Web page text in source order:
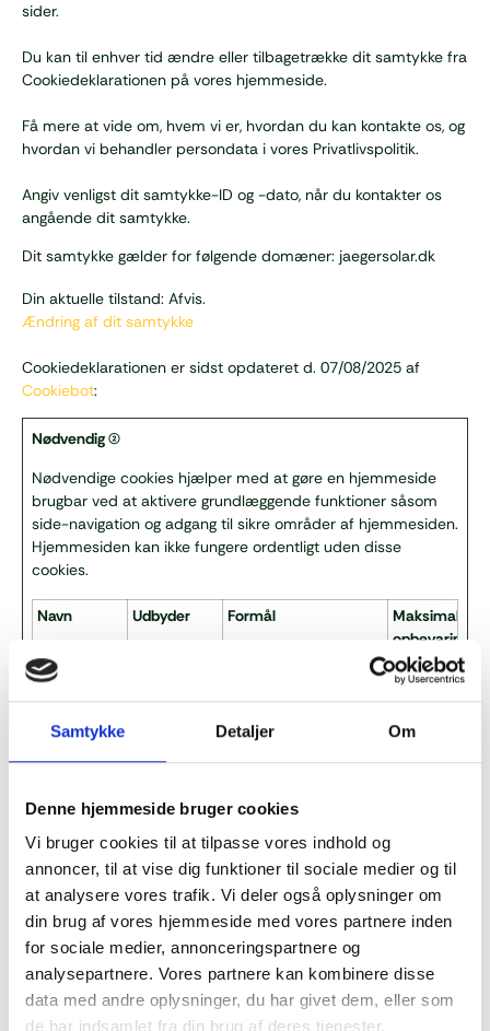
Samtykke Detaljer Om
Denne hjemmeside bruger cookies
Vi bruger cookies til at tilpasse vores indhold og
annoncer, til at vise dig funktioner til sociale medier og til
at analysere vores trafik. Vi deler også oplysninger om
din brug af vores hjemmeside med vores partnere inden
for sociale medier, annonceringspartnere og
analysepartnere. Vores partnere kan kombinere disse
data med andre oplysninger, du har givet dem, eller som
de har indsamlet fra din brug af deres tjenester.
sider.
Du kan til enhver tid ændre eller tilbagetrække dit samtykke fra
Cookiedeklarationen på vores hjemmeside.
Få mere at vide om, hvem vi er, hvordan du kan kontakte os, og
hvordan vi behandler persondata i vores Privatlivspolitik.
Angiv venligst dit samtykke-ID og -dato, når du kontakter os
angående dit samtykke.
Dit samtykke gælder for følgende domæner: jaegersolar.dk
Din aktuelle tilstand: Afvis.
Ændring af dit samtykke
Cookiedeklarationen er sidst opdateret d. 07/08/2025 af
Cookiebot:
Nødvendig (2)
Nødvendige cookies hjælper med at gøre en hjemmeside
brugbar ved at aktivere grundlæggende funktioner såsom
side-navigation og adgang til sikre områder af hjemmesiden.
Hjemmesiden kan ikke fungere ordentligt uden disse
cookies.
Navn Udbyder Formål
Maksimal
CookieCons
aktuelle domæne.
1 år
Personoplysninger
Generelt
Personoplysninger er alle former for informationer, som i et
eller andet omfang kan henføres til dig. Når du benytter vores
website, så indsamler og behandler vi en række af sådanne
informationer. Det sker f.eks. ved helt almindelige interaktioner
på hjemmesiden som fx at du tilmelder dig vores nyhedsbrev,
deltager i en konkurrence/undersøgelse, registrerer dig som ny
bruger/abonnent eller ved øvrig brug af services eller køb via